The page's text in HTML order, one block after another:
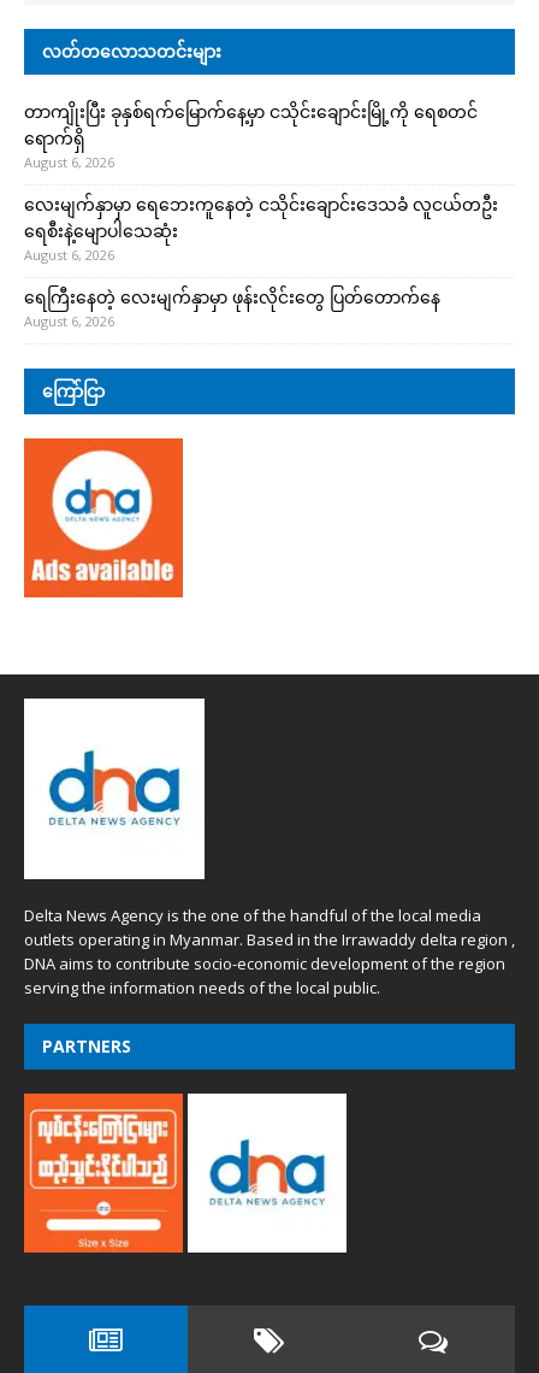
လတ်တလောသတင်းများ
တာကျိုးပြီး ခုနှစ်ရက်မြောက်နေ့မှာ ငသိုင်းချောင်းမြို့ကို ရေစတင်
ရောက်ရှိ
August 6, 2026
လေးမျက်နှာမှာ ရေဘေးကူနေတဲ့ ငသိုင်းချောင်းဒေသခံ လူငယ်တဦး
ရေစီးနဲ့မျောပါသေဆုံး
August 6, 2026
ရေကြီးနေတဲ့ လေးမျက်နှာမှာ ဖုန်းလိုင်းတွေ ပြတ်တောက်နေ
August 6, 2026
ကြော်ငြာ
Delta News Agency is the one of the handful of the local media
outlets operating in Myanmar. Based in the Irrawaddy delta region ,
DNA aims to contribute socio-economic development of the region
serving the information needs of the local public.
PARTNERS